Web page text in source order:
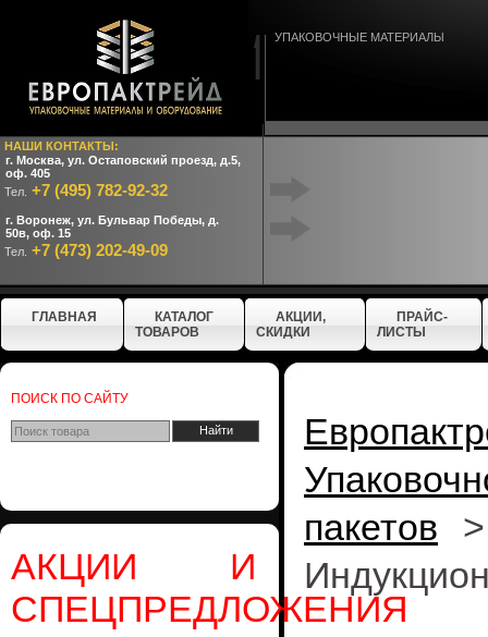
НАШИ КОНТАКТЫ:
г. Москва, ул. Остаповский проезд, д.5,
оф. 405
Тел. +7 (495) 782-92-32
г. Воронеж, ул. Бульвар Победы, д.
50в, оф. 15
Тел. +7 (473) 202-49-09
УПАКОВОЧНЫЕ МАТЕРИАЛЫ
ГЛАВНАЯ
КАТАЛОГ
ТОВАРОВ
АКЦИИ,
СКИДКИ
ПРАЙС-
ЛИСТЫ
ПОИСК ПО САЙТУ
АКЦИИ И
СПЕЦПРЕДЛОЖЕНИЯ
пакетов